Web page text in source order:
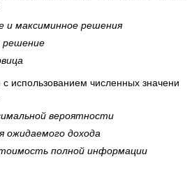
и максиминное решения
решение
использованием численных значени
вероятности
ожидаемого дохода
полной информации